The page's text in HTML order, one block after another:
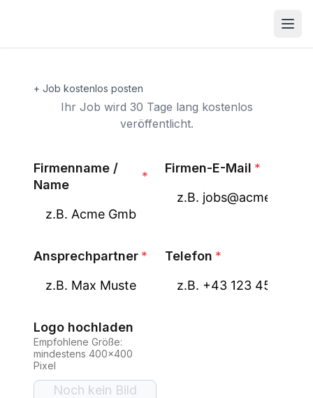
+ Job kostenlos posten
Ihr Job wird 30 Tage lang kostenlos
veröffentlicht.
Firmenname /
Name
*
Firmen-E-Mail *
Ansprechpartner * Telefon *
Logo hochladen
Empfohlene Größe:
mindestens 400x400
Pixel
Noch kein Bild